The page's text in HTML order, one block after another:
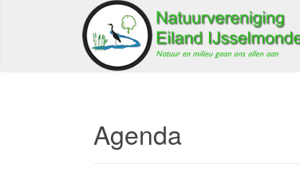
Agenda